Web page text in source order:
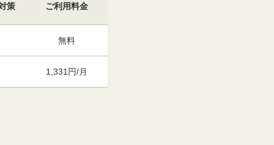
策 ご利用料金
無料
1,331円/月